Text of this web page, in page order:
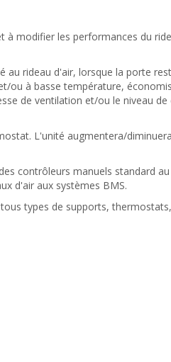
modifier les performances du
rideau d'air, lorsque la porte
ou à basse température,
de ventilation et/ou le niveau
L'unité augmentera/
contrôleurs manuels standard
d'air aux systèmes BMS.
types de supports,